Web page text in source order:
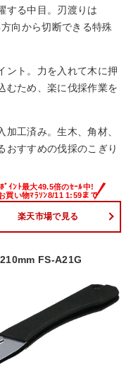
する中目。刃渡りは
向から切断できる特殊
ント。力を入れて木に押
むため、楽に伐採作業を
工済み。生木、角材、
おすすめの伐採のこぎり
楽天市場で見る
FS-A21G